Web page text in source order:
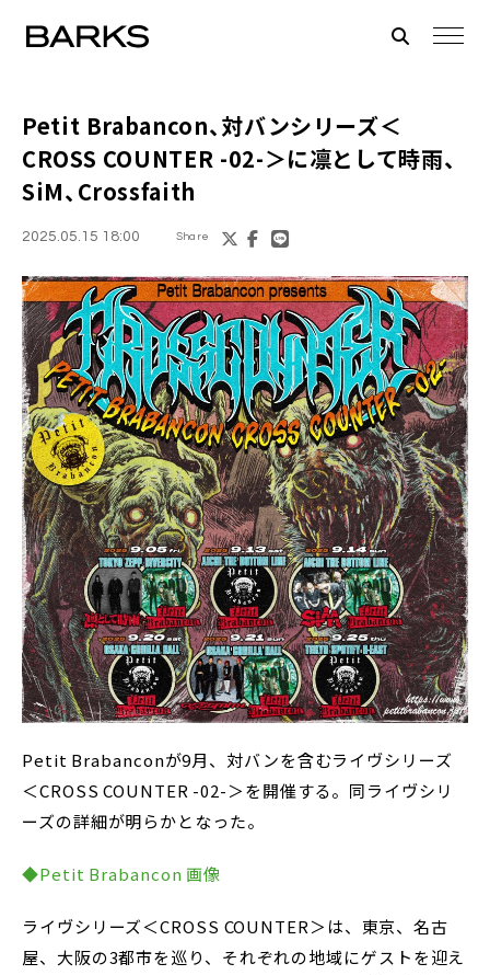
Petit Brabancon、対バンシリーズ＜
CROSS COUNTER -02-＞に凛として時雨、
SiM、Crossfaith
2025.05.15 18:00 Share
Petit Brabanconが9月、対バンを含むライヴシリーズ
＜CROSS COUNTER -02-＞を開催する。同ライヴシリ
ーズの詳細が明らかとなった。
◆Petit Brabancon 画像
ライヴシリーズ＜CROSS COUNTER＞は、東京、名古
屋、大阪の3都市を巡り、それぞれの地域にゲストを迎え